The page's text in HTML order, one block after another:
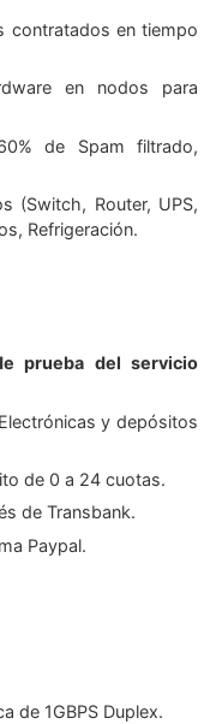
en tiempo
en nodos para
de Spam filtrado,
(Switch, Router, UPS,
Refrigeración.
prueba del servicio
y depósitos
de 0 a 24 cuotas.
de Transbank.
Paypal.
de 1GBPS Duplex.